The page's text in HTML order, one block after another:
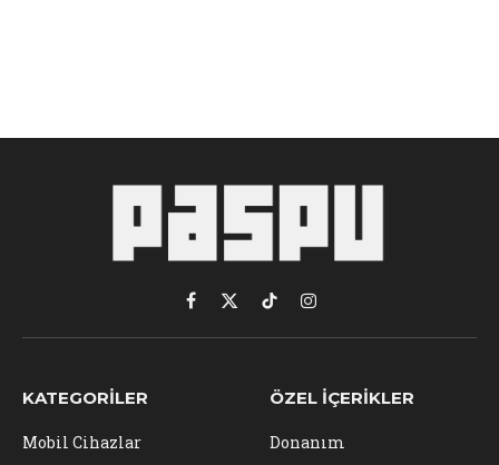
Facebook
X
(Twitter)
TikTokInstagram
KATEGORILER
Mobil Cihazlar
ÖZEL İÇERIKLER
Donanım